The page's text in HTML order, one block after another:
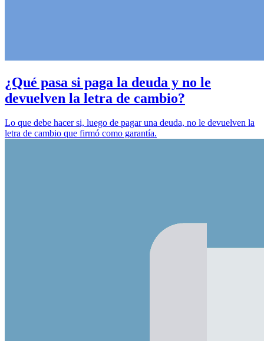
¿Qué pasa si paga la deuda y no le
devuelven la letra de cambio?
Lo que debe hacer si, luego de pagar una deuda, no le devuelven la
letra de cambio que firmó como garantía.